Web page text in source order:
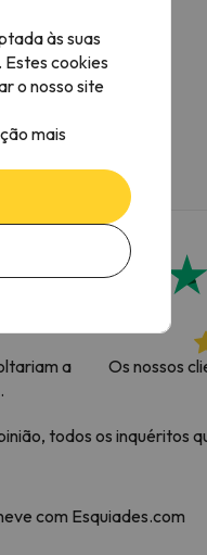
a
Os nossos
todos os inquéritos
com Esquiades.com
às suas
cookies
o nosso site
mais